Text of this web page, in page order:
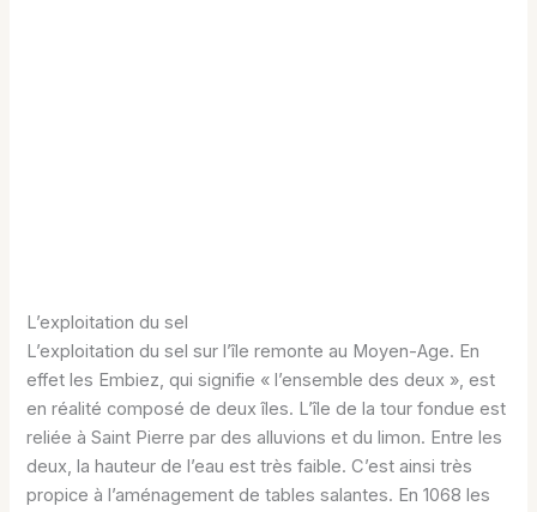
L’exploitation du sel
L’exploitation du sel sur l’île remonte au Moyen-Age. En
effet les Embiez, qui signifie « l’ensemble des deux », est
en réalité composé de deux îles. L’île de la tour fondue est
reliée à Saint Pierre par des alluvions et du limon. Entre les
deux, la hauteur de l’eau est très faible. C’est ainsi très
propice à l’aménagement de tables salantes. En 1068 les